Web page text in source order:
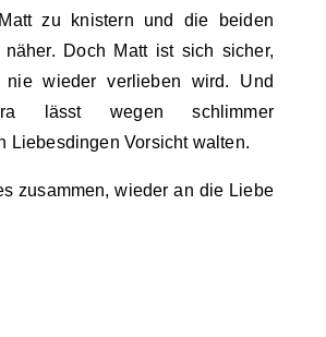
zu knistern und die beiden
näher. Doch Matt ist sich sicher,
wieder verlieben wird. Und
lässt wegen schlimmer
Liebesdingen Vorsicht walten.
zusammen, wieder an die Liebe